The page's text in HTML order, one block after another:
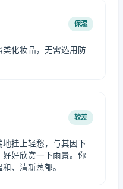
保湿
化妆品，无需选用防
较差
挂上轻愁，与其因下
好欣赏一下雨景。你
、清新葱郁。